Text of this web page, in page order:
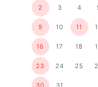
2 3 4
9 10 11
16 17 18
23 24 25
30 31